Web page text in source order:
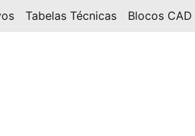
Tabelas Técnicas Blocos CAD